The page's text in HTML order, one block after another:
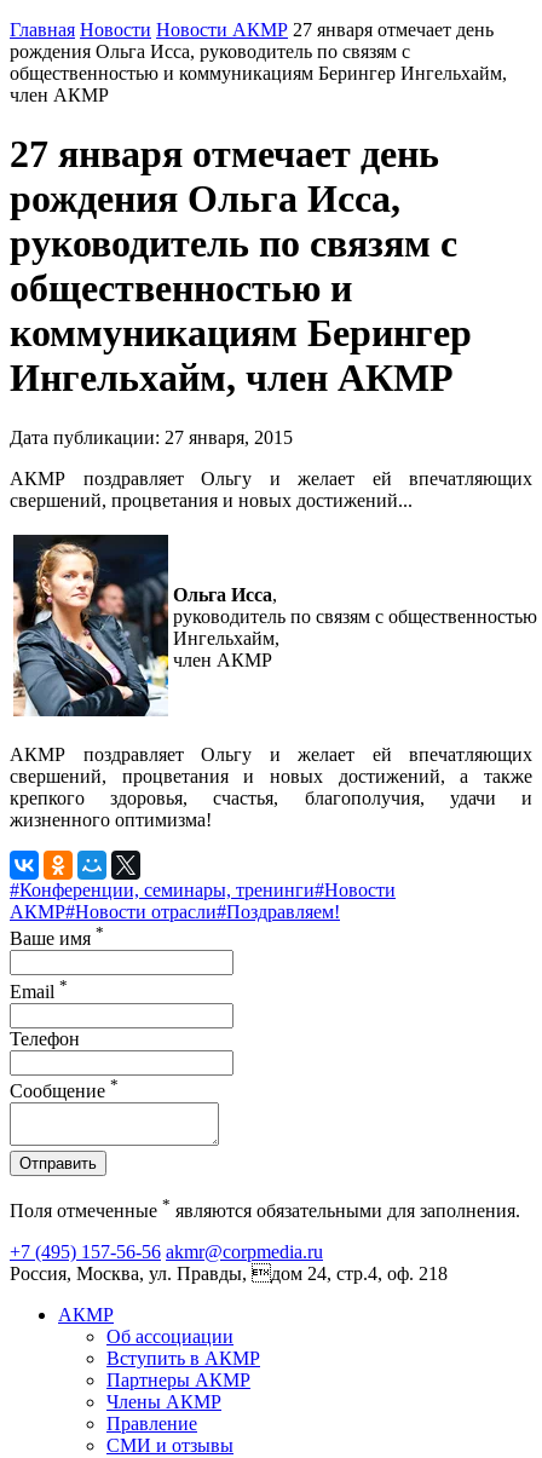
Главная Новости Новости АКМР 27 января отмечает день
рождения Ольга Исса, руководитель по связям с
общественностью и коммуникациям Берингер Ингельхайм,
член АКМР
27 января отмечает день
рождения Ольга Исса,
руководитель по связям с
общественностью и
коммуникациям Берингер
Ингельхайм, член АКМР
Дата публикации: 27 января, 2015
АКМР поздравляет Ольгу и желает ей впечатляющих
свершений, процветания и новых достижений...
Ольга Исса,
руководитель по связям с
Ингельхайм,
член АКМР
АКМР поздравляет Ольгу и желает ей впечатляющих
свершений, процветания и новых достижений, а также
крепкого здоровья, счастья, благополучия, удачи и
жизненного оптимизма!
#Конференции, семинары, тренинги#Новости
АКМР#Новости отрасли#Поздравляем!
Ваше имя *
Email *
Телефон
Сообщение *
Отправить
Поля отмеченные * являются обязательными для заполнения.
+7 (495) 157-56-56 akmr@corpmedia.ru
Россия, Москва, ул. Правды, дом 24, стр.4, оф. 218
АКМР
Об ассоциации
Вступить в АКМР
Партнеры АКМР
Члены АКМР
Правление
СМИ и отзывы